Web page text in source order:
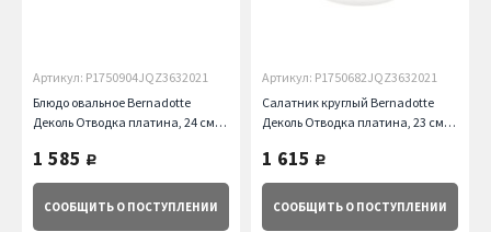
Артикул: P1750904JQZ3632021
Блюдо овальное Bernadotte
Деколь Отводка платина, 24 см
1 585 руб.
СООБЩИТЬ О ПОСТУПЛЕНИИ
Артикул: P1750682JQZ3632021
Салатник круглый Bernadotte
Деколь Отводка платина, 23 см
1 615 руб.
СООБЩИТЬ О ПОСТУПЛЕНИИ